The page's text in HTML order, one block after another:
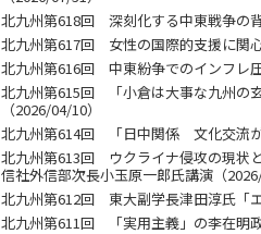
北九州第618回 深刻化する中東戦争の
北九州第617回 女性の国際的支援に関
北九州第616回 中東紛争でのインフレ
北九州第615回 「小倉は大事な九州の
（2026/04/10）
北九州第614回 「日中関係 文化交流
北九州第613回 ウクライナ侵攻の現状
信社外信部次長小玉原一郎氏講演（2026/
北九州第612回 東大副学長津田淳氏「
北九州第611回 「実用主義」の李在明